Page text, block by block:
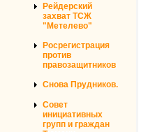
Рейдерский
захват ТСЖ
"Метелево"
Росрегистрация
против
правозащитников
Снова Прудников.
Совет
инициативных
групп и граждан